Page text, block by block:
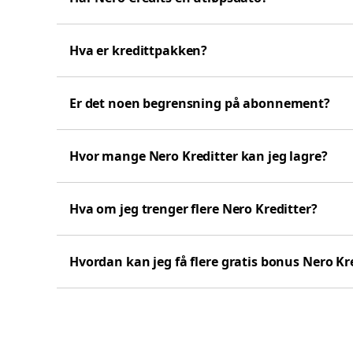
Hva er kredittpakken?
Er det noen begrensning på abonnement?
Hvor mange Nero Kreditter kan jeg lagre?
Hva om jeg trenger flere Nero Kreditter?
Hvordan kan jeg få flere gratis bonus Nero